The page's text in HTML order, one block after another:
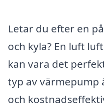
Letar du efter en
och kyla? En luft
kan vara det
typ av värmepump
och